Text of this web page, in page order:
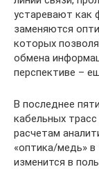
устаревают как
заменяются
которых
обмена
перспективе –
В последнее
кабельных
расчетам
«оптика/медь» в
изменится в